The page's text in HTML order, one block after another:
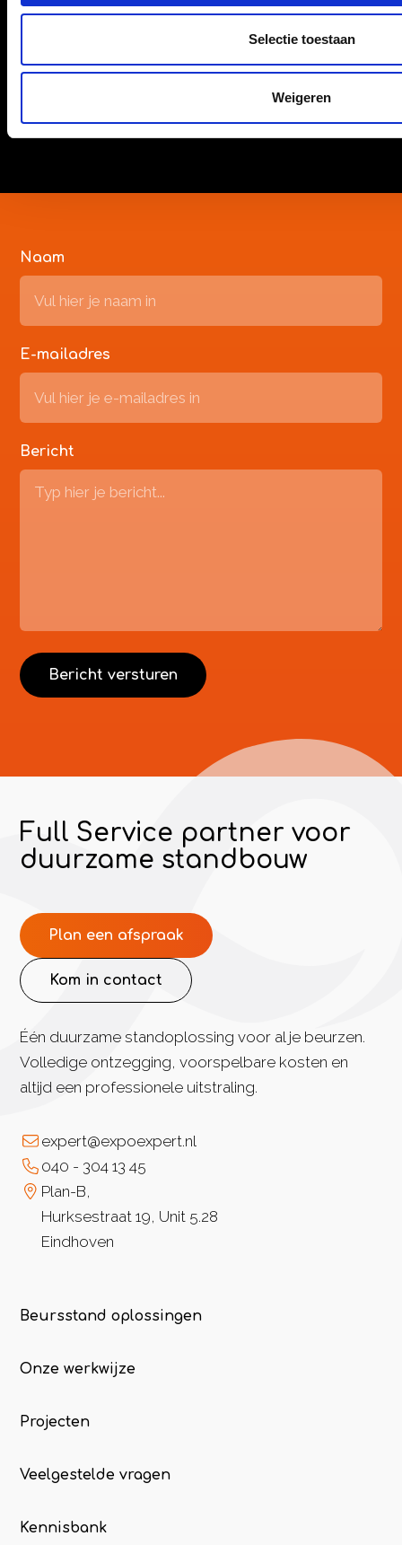
Selectie toestaan
Weigeren
doelstellingen - online of in onze showroom.
Benieuwd wat een online- of showroomafspraak
voor jullie kan betekenen?
Naam
E-mailadres
Bericht
Full Service partner voor
duurzame standbouw
Plan een afspraak
Kom in contact
Één duurzame standoplossing voor al je beurzen.
Volledige ontzegging, voorspelbare kosten en
altijd een professionele uitstraling.
expert@expoexpert.nl
040 - 304 13 45
Plan-B,
Hurksestraat 19, Unit 5.28
Eindhoven
Beursstand oplossingen
Onze werkwijze
Projecten
Veelgestelde vragen
Kennisbank